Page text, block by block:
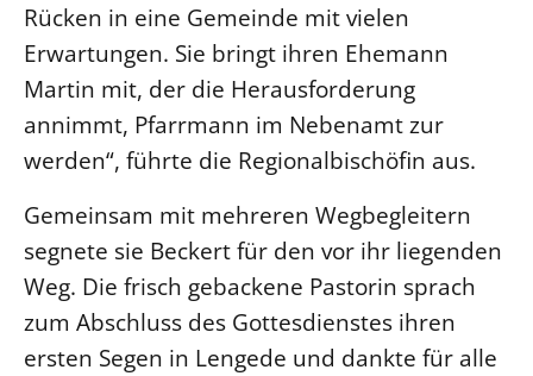
Rücken in eine Gemeinde mit vielen
Erwartungen. Sie bringt ihren Ehemann
Martin mit, der die Herausforderung
annimmt, Pfarrmann im Nebenamt zur
werden“, führte die Regionalbischöfin aus.
Gemeinsam mit mehreren Wegbegleitern
segnete sie Beckert für den vor ihr liegenden
Weg. Die frisch gebackene Pastorin sprach
zum Abschluss des Gottesdienstes ihren
ersten Segen in Lengede und dankte für alle
Personalausschuss
Projektmanagement
Recht